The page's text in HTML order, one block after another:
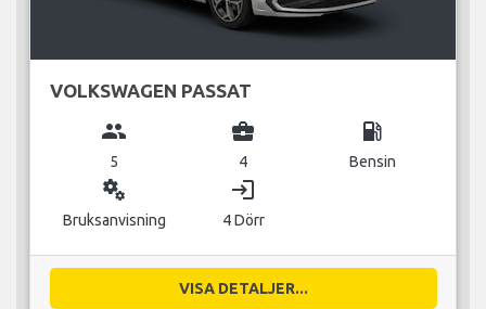
VOLKSWAGEN PASSAT
group
5
business_center
4
local_gas_station
Bensin
miscellaneous_services
Bruksanvisning
login
4 Dörr
VISA DETALJER...